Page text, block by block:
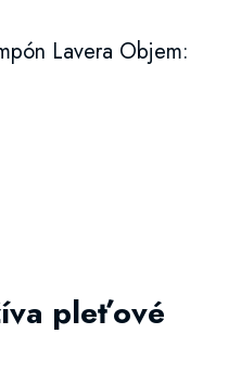
Lavera Objem:
pleťové